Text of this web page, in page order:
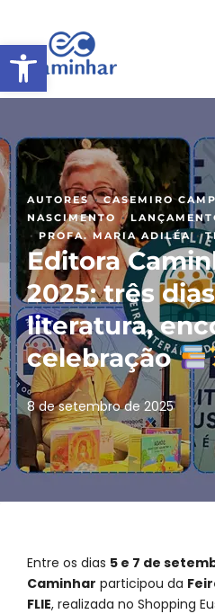
Abrir a barra de ferramentas
AUTORES·CASEMIRO
NASCIMENTO ·
·PROFA. MARIA ADILÉA·
Editora
2025: três
literatura,
celebração
8 de setembro de 2025
Entre os dias 5 e 7 de
Caminhar participou da
FLIE, realizada no Shopping